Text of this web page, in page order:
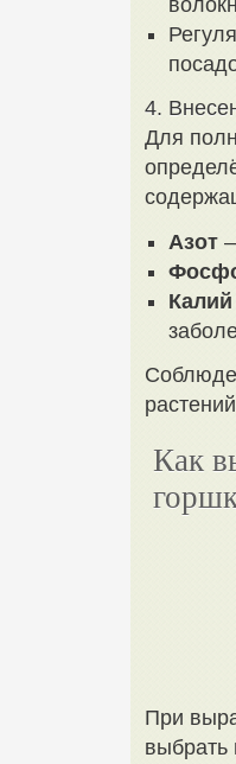
4.
Для
Азот
Калий
Как
При
выбрать